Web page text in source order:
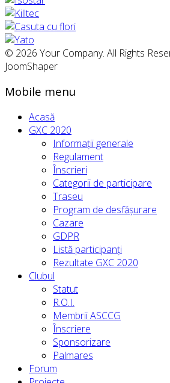
© 2026 Your Company. All Rights
JoomShaper
Mobile menu
Acasă
GXC 2020
Informații generale
Regulament
Înscrieri
Categorii de participare
Traseu
Program de desfășurare
Cazare
GDPR
Listă participanți
Rezultate GXC 2020
Clubul
Statut
R.O.I.
Membrii ASCCG
Înscriere
Sponsorizare
Palmares
Forum